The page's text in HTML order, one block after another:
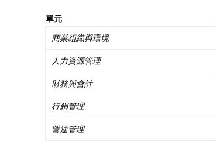
單元
商業組織與環境
人力資源管理
財務與會計
行銷管理
營運管理